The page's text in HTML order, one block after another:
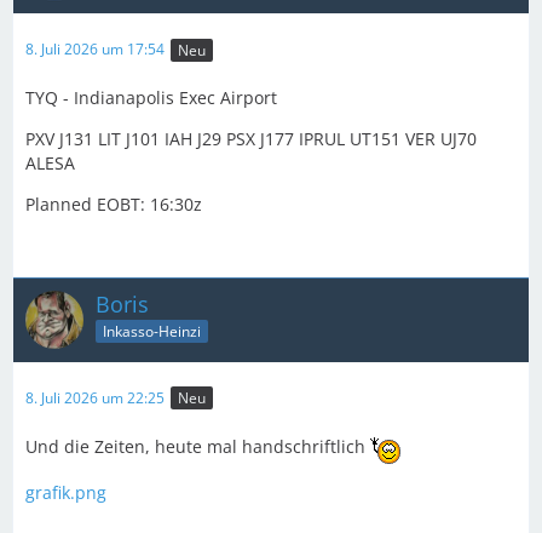
8. Juli 2026 um 17:54 Neu
TYQ - Indianapolis Exec Airport
PXV J131 LIT J101 IAH J29 PSX J177 IPRUL UT151 VER UJ70
ALESA
Planned EOBT: 16:30z
Boris
Inkasso-Heinzi
8. Juli 2026 um 22:25 Neu
Und die Zeiten, heute mal handschriftlich
grafik.png